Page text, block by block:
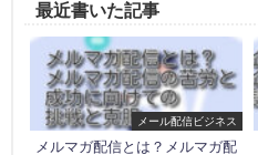
最近書いた記事
メール配信ビジネス
メルマガ配信とは？メルマガ配